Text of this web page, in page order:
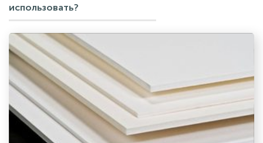
использовать?